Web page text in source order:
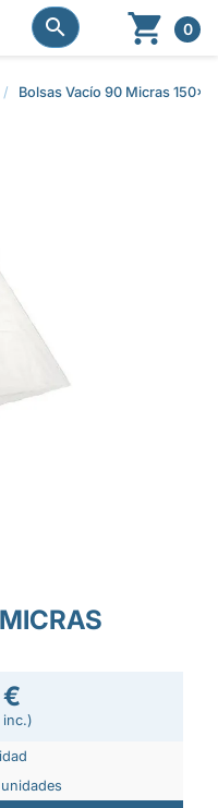

  0
Bolsas Vacío 90 Micras
inc.)